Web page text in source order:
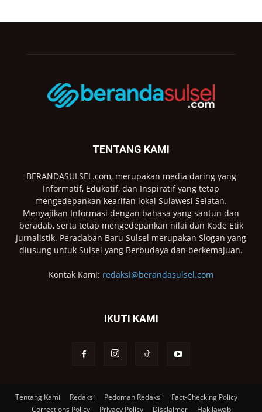
TENTANG KAMI
BERANDASULSEL.com, merupakan media daring yang
Informatif, Edukatif, dan Inspiratif yang tetap
mengedepankan kearifan lokal Sulawesi Selatan.
Menyajikan Informasi dengan bahasa yang santun dan
beradab, serta tetap mengedepankan nilai dan Kode Etik
Jurnalistik. Peradaban Baru Sulsel merupakan Slogan yang
diusung untuk Sulsel yang Berbudaya dan berkemajuan.
Kontak Kami: redaksi@berandasulsel.com
IKUTI KAMI
Tentang Kami Redaksi Pedoman Redaksi
Fact-Checking Policy
Corrections Policy
Privacy Policy Disclaimer Hak Jawab